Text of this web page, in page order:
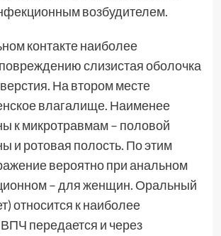
возбудителем.
контакте наиболее
слизистая оболочка
На втором месте
влагалище. Наименее
к микротравмам – половой
и ротовая полость. По этим
вероятно при анальном
– для женщин. Оральный
относится к наиболее
передается и через